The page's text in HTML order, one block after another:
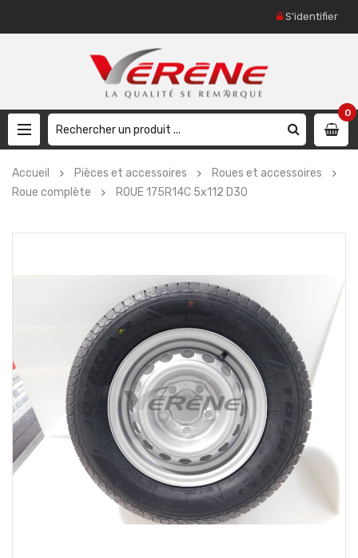
S'identifier
0
Accueil Pièces et accessoires
Roues et accessoires
Roue complète
ROUE 175R14C 5x112 D30